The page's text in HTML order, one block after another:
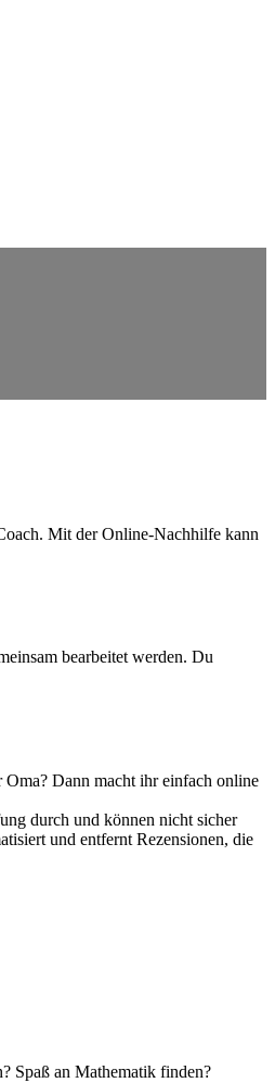
Mit der Online-Nachhilfe kann
bearbeitet werden. Du
Dann macht ihr einfach online
durch und können nicht sicher
und entfernt Rezensionen, die
Spaß an Mathematik finden?